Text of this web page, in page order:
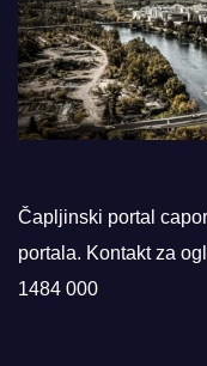
Čapljinski portal
portala. Kontakt za
1484 000